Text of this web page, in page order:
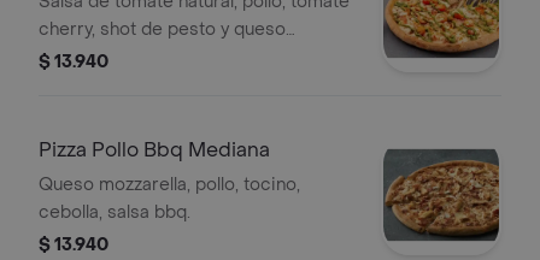
cherry, shot de pesto y queso
mozzarella.
$ 13.940
Pizza Pollo Bbq Mediana
Queso mozzarella, pollo, tocino,
cebolla, salsa bbq.
$ 13.940